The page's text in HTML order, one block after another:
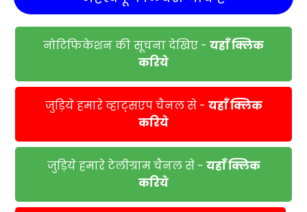
नोटिफिकेशन की सूचना देखिए - यहाँ क्लिक
करिये
जुड़िये हमारे व्हाट्सएप चैनल से - यहाँ क्लिक
करिये
जुड़िये हमारे टेलीग्राम चैनल से - यहाँ क्लिक
करिये